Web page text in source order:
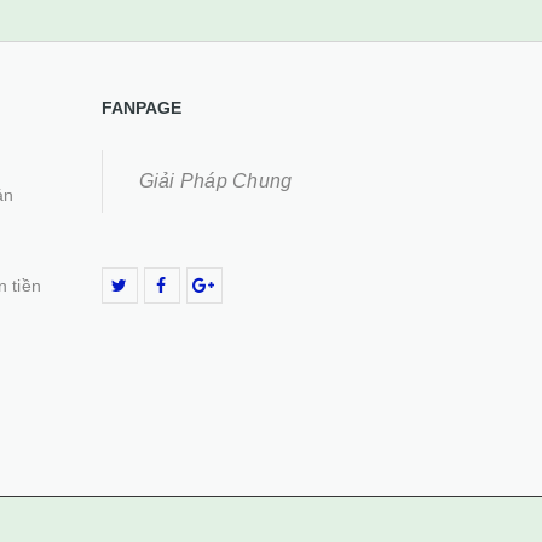
tiền
FANPAGE
Giải Pháp Chung